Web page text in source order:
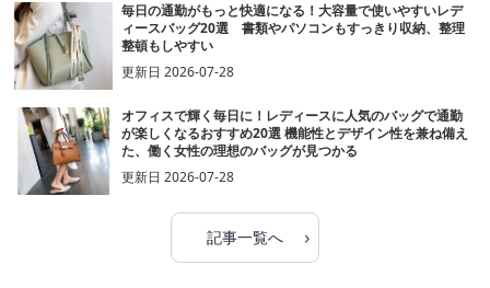
毎日の通勤がもっと快適になる！大容量で使いやすいレデ
ィースバッグ20選 書類やパソコンもすっきり収納、整理
整頓もしやすい
更新日2026-07-28
オフィスで輝く毎日に！レディースに人気のバッグで通勤
が楽しくなるおすすめ20選 機能性とデザイン性を兼ね備え
た、働く女性の理想のバッグが見つかる
更新日2026-07-28
記事一覧へ ›